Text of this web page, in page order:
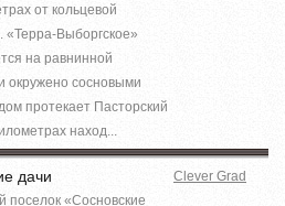
от кольцевой
«Терра-Выборгское»
на равнинной
окружено сосновыми
протекает Пасторский
наход...
дачи
поселок «Сосновские
Clever Grad